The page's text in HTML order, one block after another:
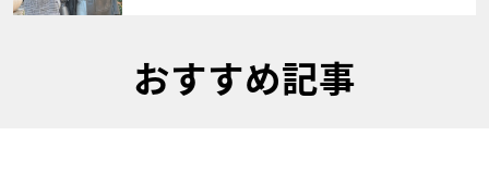
おすすめ記事